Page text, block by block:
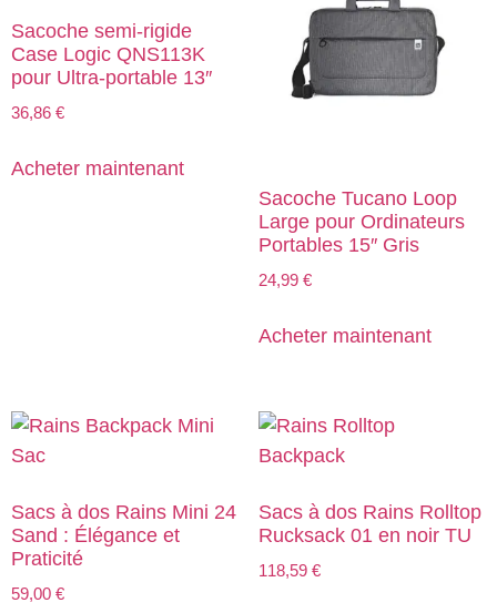
Sacoche semi-rigide
Case Logic QNS113K
pour Ultra-portable 13″
36,86 €
Acheter maintenant
Sacoche Tucano Loop
Large pour Ordinateurs
Portables 15″ Gris
24,99 €
Acheter maintenant
Sacs à dos Rains Mini 24
Sand : Élégance et
Praticité
59,00 €
Sacs à dos Rains Rolltop
Rucksack 01 en noir TU
118,59 €